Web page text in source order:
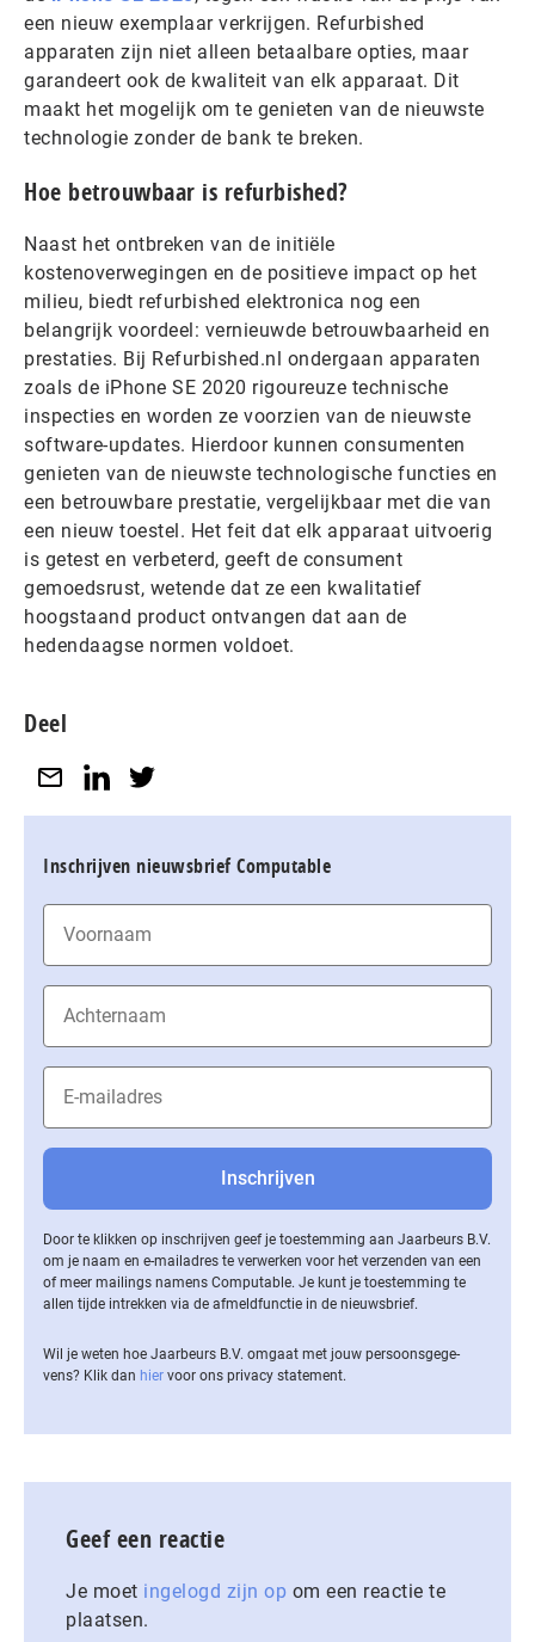
een nieuw exemplaar verkrijgen. Refurbished
apparaten zijn niet alleen betaalbare opties, maar
garandeert ook de kwaliteit van elk apparaat. Dit
maakt het mogelijk om te genieten van de nieuwste
technologie zonder de bank te breken.
Hoe betrouwbaar is refurbished?
Naast het ontbreken van de initiële
kostenoverwegingen en de positieve impact op het
milieu, biedt refurbished elektronica nog een
belangrijk voordeel: vernieuwde betrouwbaarheid en
prestaties. Bij Refurbished.nl ondergaan apparaten
zoals de iPhone SE 2020 rigoureuze technische
inspecties en worden ze voorzien van de nieuwste
software-updates. Hierdoor kunnen consumenten
genieten van de nieuwste technologische functies en
een betrouwbare prestatie, vergelijkbaar met die van
een nieuw toestel. Het feit dat elk apparaat uitvoerig
is getest en verbeterd, geeft de consument
gemoedsrust, wetende dat ze een kwalitatief
hoogstaand product ontvangen dat aan de
hedendaagse normen voldoet.
Deel
Inschrijven nieuwsbrief Computable
Door te klikken op inschrijven geef je toestemming aan Jaarbeurs B.V.
om je naam en e-mailadres te verwerken voor het verzenden van een
of meer mailings namens Computable. Je kunt je toestemming te
allen tijde intrekken via de af­meld­func­tie in de nieuwsbrief.
Wil je weten hoe Jaarbeurs B.V. omgaat met jouw per­soons­ge­ge­
vens? Klik dan hier voor ons privacy statement.
Geef een reactie
Je moet ingelogd zijn op om een reactie te
plaatsen.